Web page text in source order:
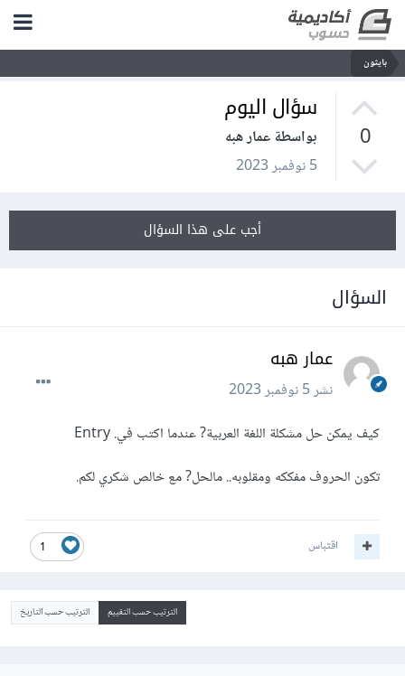
بايثون
0
سؤال اليوم
بواسطة عمار هبه
5 نوفمبر 2023
أجب على هذا السؤال
السؤال
عمار هبه
نشر5 نوفمبر 2023
كيف يمكن حل مشكلة اللغة العربية? عندما اكتب في. Entry
تكون الحروف مفككه ومقلوبه.. مالحل? مع خالص شكري لكم.
1 اقتباس
الترتيب حسب التقييم الترتيب حسب التاريخ